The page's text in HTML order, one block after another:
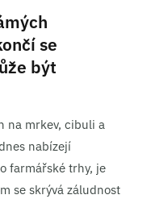
se
být
na mrkev, cibuli a
nabízejí
farmářské trhy, je
se skrývá záludnost